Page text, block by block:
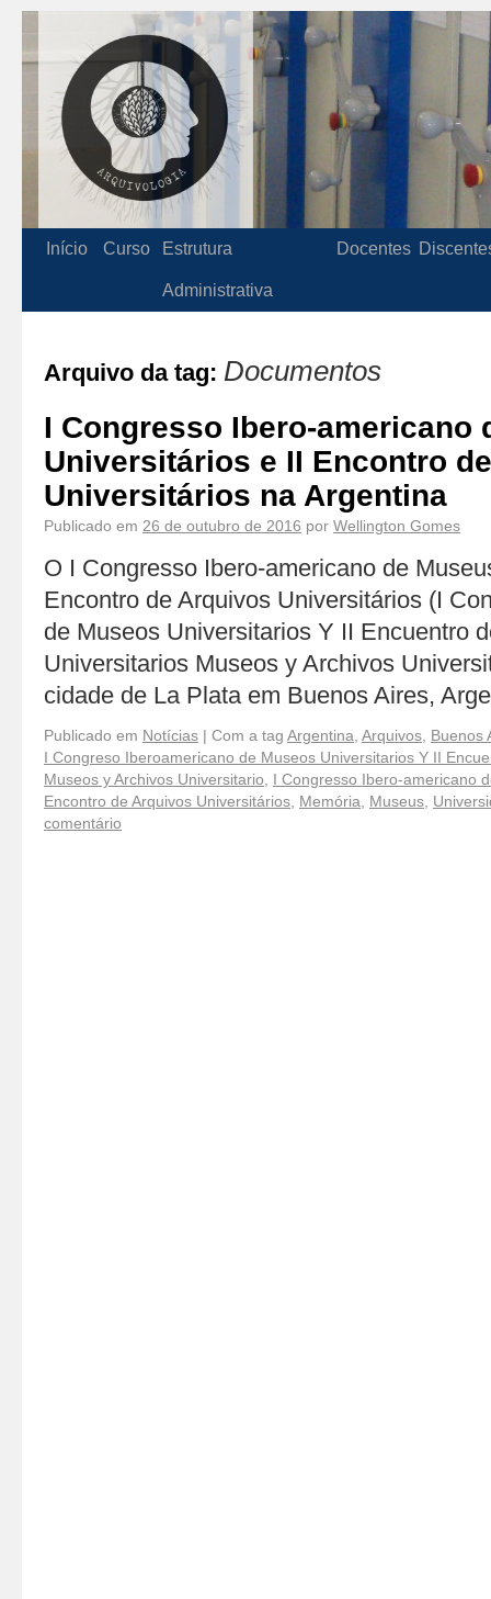
Início Curso Estrutura
Administrativa
Docentes
Arquivo da tag: Documentos
I Congresso Ibero-americano
Universitários e II Encontro
Universitários na Argentina
Publicado em 26 de outubro de 2016 por Wellington Gomes
O I Congresso Ibero-americano de
Encontro de Arquivos Universitários (I
de Museos Universitarios Y II Encuentro
Universitarios Museos y Archivos
cidade de La Plata em Buenos Aires,
Publicado em Notícias | Com a tag Argentina Arquivos Buenos
I Congreso Iberoamericano de Museos Universitarios Y II
Museos y Archivos Universitario
I Congresso Ibero-americano
Encontro de Arquivos Universitários Memória Museus
comentário